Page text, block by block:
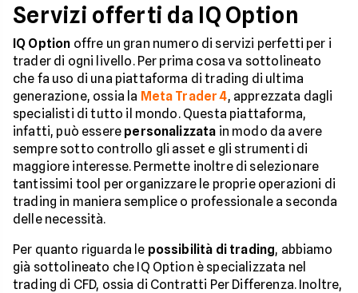
Servizi offerti da IQ Option
IQ Option offre un gran numero di servizi perfetti per i
trader di ogni livello. Per prima cosa va sottolineato
che fa uso di una piattaforma di trading di ultima
generazione, ossia la Meta Trader 4, apprezzata dagli
specialisti di tutto il mondo. Questa piattaforma,
infatti, può essere personalizzata in modo da avere
sempre sotto controllo gli asset e gli strumenti di
maggiore interesse. Permette inoltre di selezionare
tantissimi tool per organizzare le proprie operazioni di
trading in maniera semplice o professionale a seconda
delle necessità.
Per quanto riguarda le possibilità di trading, abbiamo
già sottolineato che IQ Option è specializzata nel
trading di CFD, ossia di Contratti Per Differenza. Inoltre,